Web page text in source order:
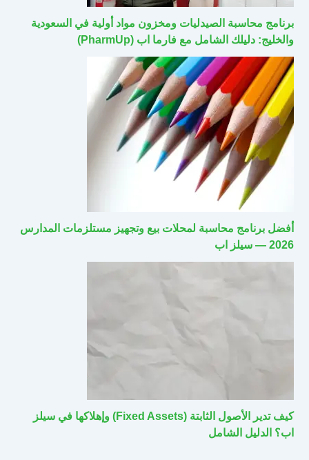
برنامج محاسبة الصيدليات ومخزون مواد أولية في السعودية
والخليج: دليلك الشامل مع فارما اب (PharmUp)
أفضل برنامج محاسبة لمحلات بيع وتجهيز مستلزمات المدارس
2026 — سيلز اب
كيف تدير الأصول الثابتة (Fixed Assets) وإهلاكها في سيلز
اب؟ الدليل الشامل